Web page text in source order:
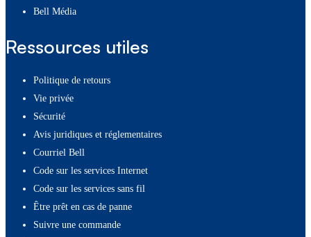
Bell Média
Ressources utiles
Politique de retours
Vie privée
Sécurité
Avis juridiques et réglementaires
Courriel Bell
Code sur les services Internet
Code sur les services sans fil
Être prêt en cas de panne
Suivre une commande